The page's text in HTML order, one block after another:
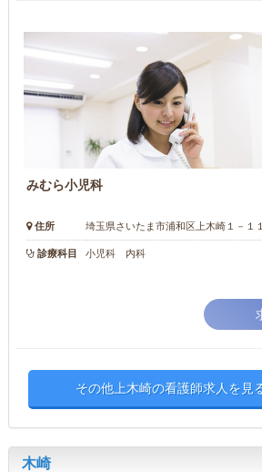
みむら小児科
住所 埼玉県さいたま市浦和区上木崎１－１
診療科目 小児科 内科
その他上木崎の看護師求人を見
木崎